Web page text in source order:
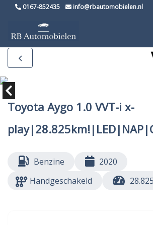
0167-852435 info@rbautomobielen.nl
Toyota Aygo 1.0 VVT-i x-
Benzine
2020
Handgeschakeld